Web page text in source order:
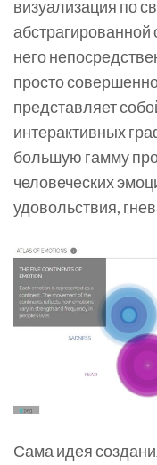
визуализация по
абстрагированной
него
просто
представляет
интерактивных
большую гамму
человеческих
удовольствия,
Сама идея